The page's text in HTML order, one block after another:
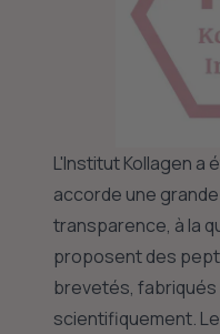
L'Institut Kollagen a
accorde une
transparence, à la
proposent des
brevetés,
scientifiquement.